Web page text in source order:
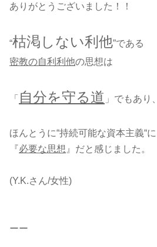
ありがとうございました！！
“枯渇しない利他”である
密教の自利利他の思想は
「 自分を守る道 」でもあり、
ほんとうに“持続可能な資本主義“に
『必要な思想 』だと感じました。
(Y.K.さん/女性)
ーー